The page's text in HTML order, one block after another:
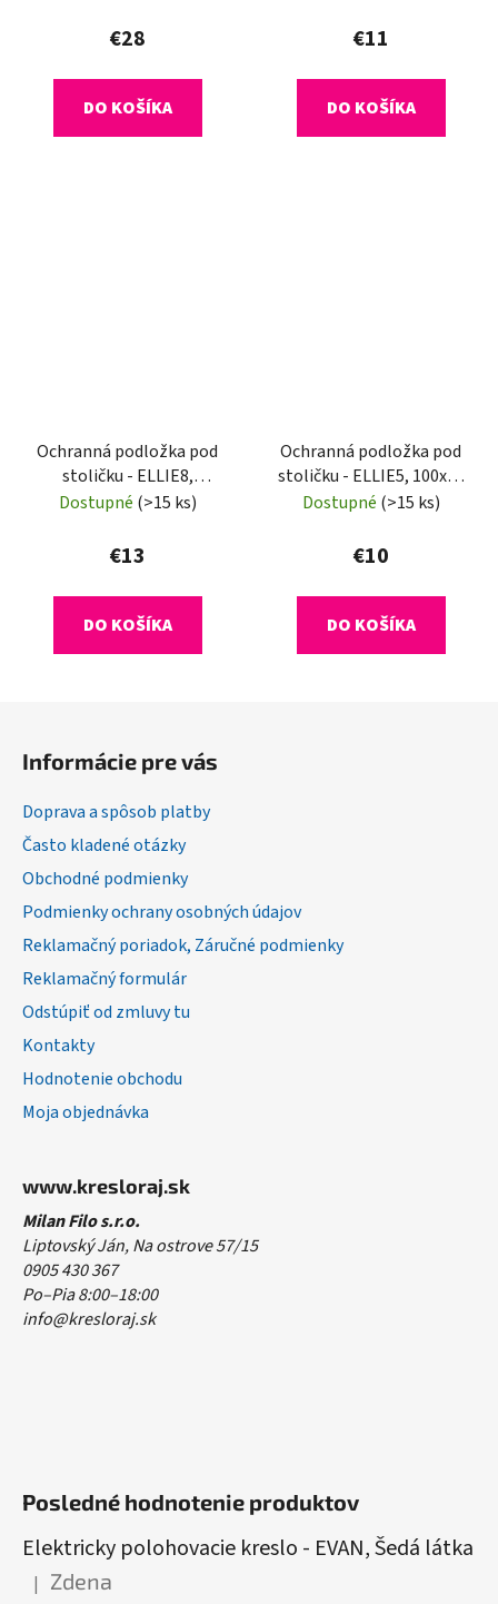
€28
DO KOŠÍKA
€11
DO KOŠÍKA
Ochranná podložka pod
stoličku - ELLIE8,
120x120 cm, 0,8 mm
Dostupné (>15 ks)
€13
DO KOŠÍKA
Ochranná podložka pod
stoličku - ELLIE5, 100x50
cm, 0,8 mm
Dostupné (>15 ks)
€10
DO KOŠÍKA
Informácie pre vás
Doprava a spôsob platby
Často kladené otázky
Obchodné podmienky
Podmienky ochrany osobných údajov
Reklamačný poriadok, Záručné podmienky
Reklamačný formulár
Odstúpiť od zmluvy tu
Kontakty
Hodnotenie obchodu
Moja objednávka
www.kresloraj.sk
Milan Filo s.r.o.
Liptovský Ján, Na ostrove 57/15
0905 430 367
Po–Pia 8:00–18:00
info@kresloraj.sk
Posledné hodnotenie produktov
Elektricky polohovacie kreslo - EVAN, Šedá látka
Hodnotenie produktu je 5 z 5 hviezdičiek.
| Zdena